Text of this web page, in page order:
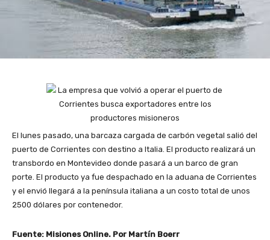
El lunes pasado, una barcaza cargada de carbón vegetal salió del
puerto de Corrientes con destino a Italia. El producto realizará un
transbordo en Montevideo donde pasará a un barco de gran
porte. El producto ya fue despachado en la aduana de Corrientes
y el envió llegará a la península italiana a un costo total de unos
2500 dólares por contenedor.
Fuente: Misiones Online. Por Martín Boerr